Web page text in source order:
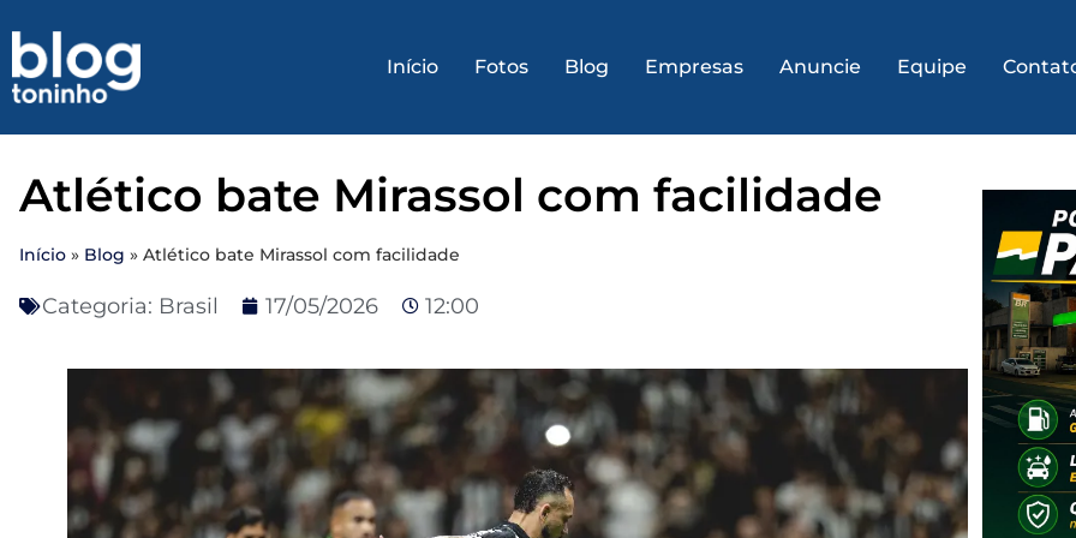
Início Fotos Blog Empresas Anuncie Equipe
Atlético bate Mirassol com facilidade
Início » Blog » Atlético bate Mirassol com facilidade
Categoria: Brasil 17/05/2026 12:00